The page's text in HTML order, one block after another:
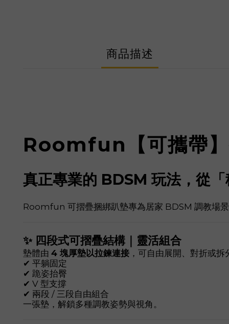
商品描述
Roomfun【可攜帶
真正專業的 BDSM 玩法，從
Roomfun 可摺疊捆綁趴墊專為居家 BDSM 調教場
✨ 四段式可摺疊結構｜靈活組合
墊體由 4 塊厚墊以拉鍊連接 ，可自由展開、對折或拆
✔ 平躺固定
✔ 跪姿抬臀
✔ V 型支撐
✔ 兩段 / 三段自由組合
一張墊，解鎖多種調教姿勢與視角。